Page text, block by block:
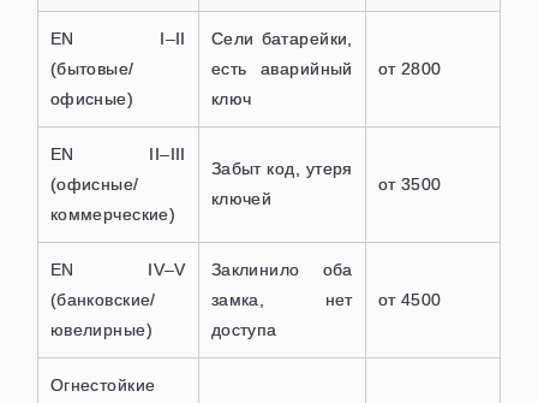
EN I–II
(бытовые/
офисные)
Сели батарейки,
есть аварийный
ключ
от 2800
EN II–III
(офисные/
коммерческие)
Забыт код, утеря
ключей
от 3500
EN IV–V
(банковские/
ювелирные)
Заклинило оба
замка, нет
доступа
от 4500
Огнестойкие